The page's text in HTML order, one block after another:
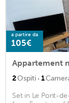
a partire da
105€
Appartement
2Ospiti · 1
Set in Le Pont-